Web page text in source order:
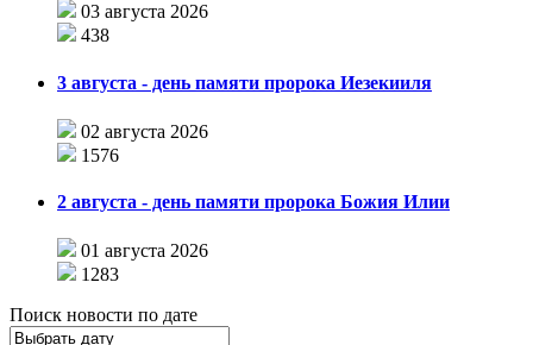
03 августа 2026
438
3 августа - день памяти пророка Иезекииля
02 августа 2026
1576
2 августа - день памяти пророка Божия Илии
01 августа 2026
1283
Поиск новости по дате